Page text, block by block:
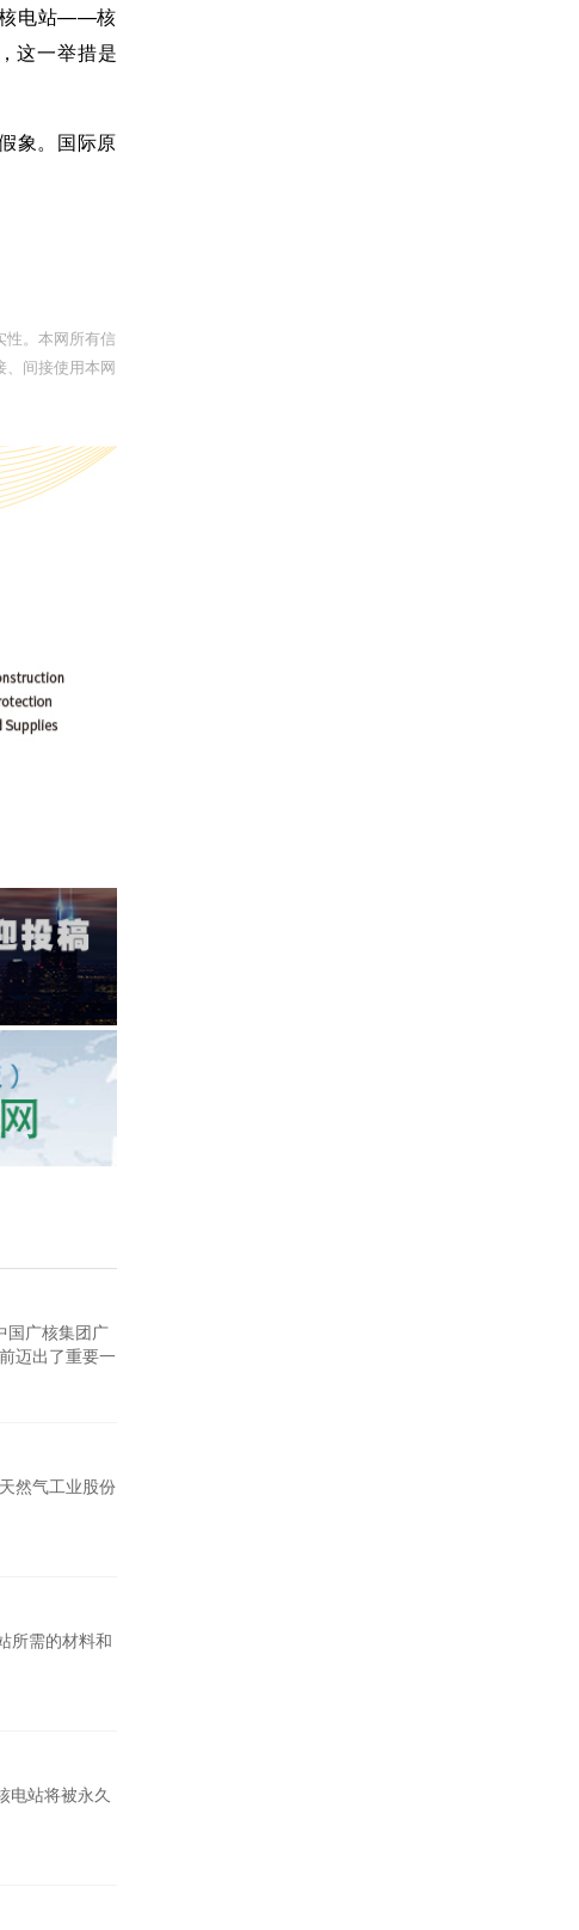
核电站——核
这一举措是
象。国际原
性。本网所有信
、间接使用本网
国广核集团广
迈出了重要一
然气工业股份
所需的材料和
电站将被永久